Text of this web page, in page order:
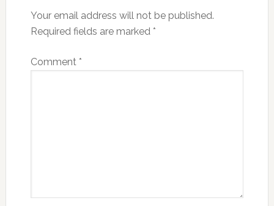
Your email address will not be published.
Required fields are marked *
Comment *